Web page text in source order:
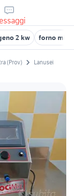
2 kw forno
(Prov) Lanusei